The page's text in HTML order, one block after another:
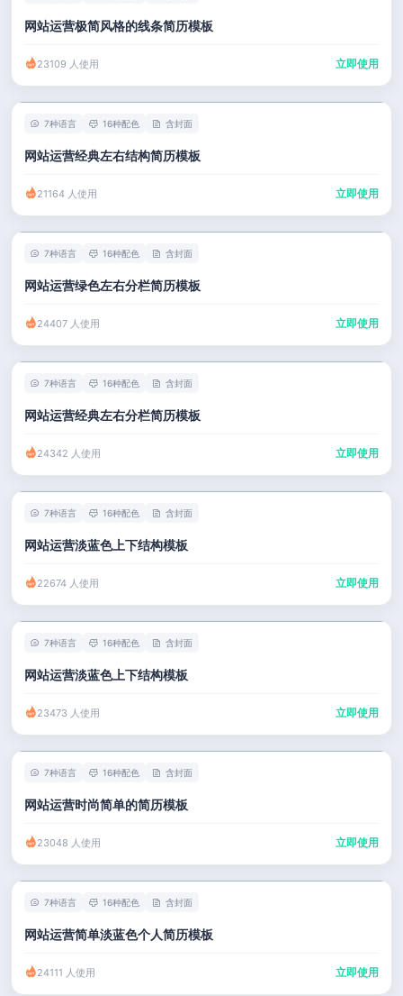
网站运营极简风格的线条简历模板
23109 人使用 立即使用
7种语言 16种配色 含封面
网站运营经典左右结构简历模板
21164 人使用 立即使用
7种语言 16种配色 含封面
网站运营绿色左右分栏简历模板
24407 人使用 立即使用
7种语言 16种配色 含封面
网站运营经典左右分栏简历模板
24342 人使用 立即使用
7种语言 16种配色 含封面
网站运营淡蓝色上下结构模板
22674 人使用 立即使用
7种语言 16种配色 含封面
网站运营淡蓝色上下结构模板
23473 人使用 立即使用
7种语言 16种配色 含封面
网站运营时尚简单的简历模板
23048 人使用 立即使用
7种语言 16种配色 含封面
网站运营简单淡蓝色个人简历模板
24111 人使用 立即使用